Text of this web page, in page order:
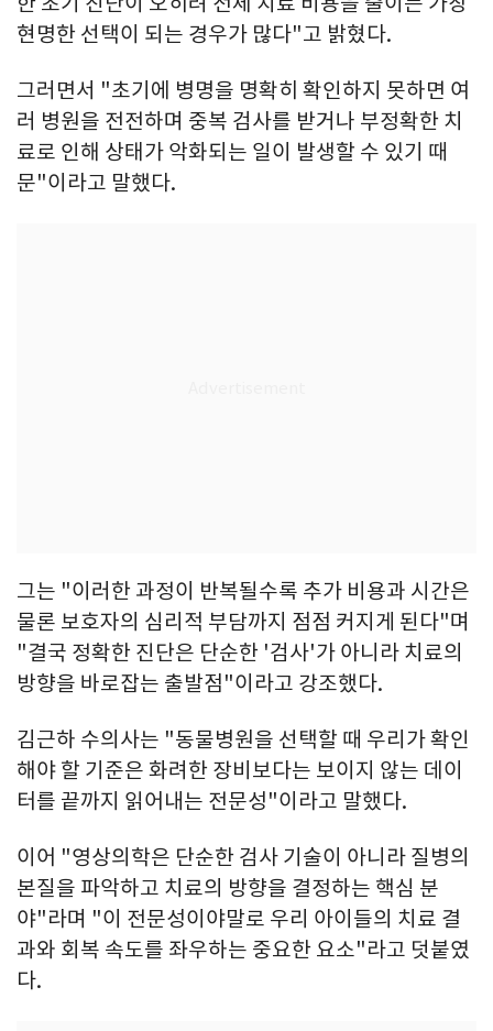
현명한 선택이 되는 경우가 많다"고 밝혔다.
그러면서 "초기에 병명을 명확히 확인하지 못하면 여
러 병원을 전전하며 중복 검사를 받거나 부정확한 치
료로 인해 상태가 악화되는 일이 발생할 수 있기 때
문"이라고 말했다.
그는 "이러한 과정이 반복될수록 추가 비용과 시간은
물론 보호자의 심리적 부담까지 점점 커지게 된다"며
"결국 정확한 진단은 단순한 '검사'가 아니라 치료의
방향을 바로잡는 출발점"이라고 강조했다.
김근하 수의사는 "동물병원을 선택할 때 우리가 확인
해야 할 기준은 화려한 장비보다는 보이지 않는 데이
터를 끝까지 읽어내는 전문성"이라고 말했다.
이어 "영상의학은 단순한 검사 기술이 아니라 질병의
본질을 파악하고 치료의 방향을 결정하는 핵심 분
야"라며 "이 전문성이야말로 우리 아이들의 치료 결
과와 회복 속도를 좌우하는 중요한 요소"라고 덧붙였
다.